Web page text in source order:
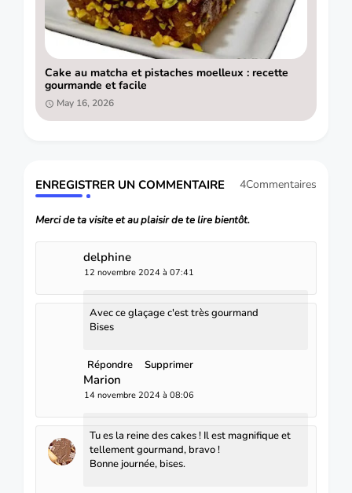
Cake au matcha et pistaches moelleux : recette
gourmande et facile
May 16, 2026
ENREGISTRER UN COMMENTAIRE 4Commentaires
Merci de ta visite et au plaisir de te lire bientôt.
delphine
12 novembre 2024 à 07:41
Avec ce glaçage c'est très gourmand
Bises
Répondre Supprimer
Marion
14 novembre 2024 à 08:06
Tu es la reine des cakes ! Il est magnifique et
tellement gourmand, bravo !
Bonne journée, bises.